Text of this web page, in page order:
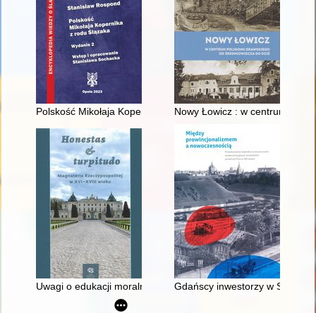
Polskość Mikołaja Kopernika z rodu ŚlązakaNowy Łowicz : w centrum
Uwagi o edukacji moralnej synów szlacheckich w XVI-
Gdańscy inwestorzy w